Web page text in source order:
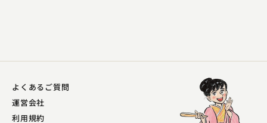
よくあるご質問
運営会社
利用規約